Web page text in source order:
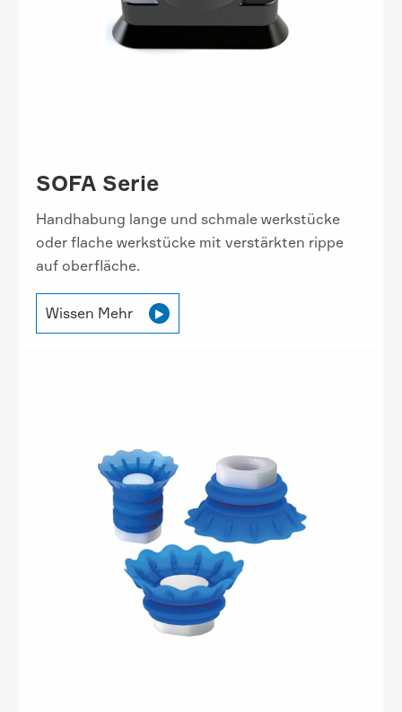
SOFA Serie
Handhabung lange und schmale werkstücke
oder flache werkstücke mit verstärkten rippe
auf oberfläche.
Wissen Mehr 